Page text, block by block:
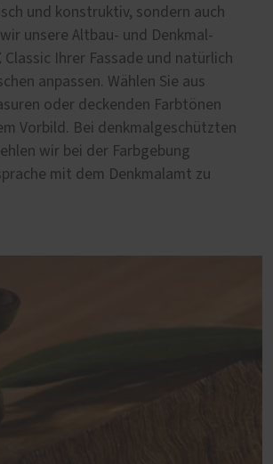
und konstruktiv, sondern auch
unsere Altbau- und Denkmal-
Classic Ihrer Fassade und natürlich
anpassen. Wählen Sie aus
oder deckenden Farbtönen
Vorbild. Bei denkmalgeschützten
wir bei der Farbgebung
mit dem Denkmalamt zu